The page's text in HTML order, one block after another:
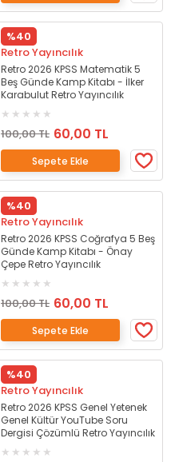
%40
Retro Yayıncılık
Retro 2026 KPSS Matematik 5
Beş Günde Kamp Kitabı - İlker
Karabulut Retro Yayıncılık
100,00 TL 60,00 TL
Sepete Ekle
%40
Retro Yayıncılık
Retro 2026 KPSS Coğrafya 5 Beş
Günde Kamp Kitabı - Önay
Çepe Retro Yayıncılık
100,00 TL 60,00 TL
Sepete Ekle
%40
Retro Yayıncılık
Retro 2026 KPSS Genel Yetenek
Genel Kültür YouTube Soru
Dergisi Çözümlü Retro Yayıncılık